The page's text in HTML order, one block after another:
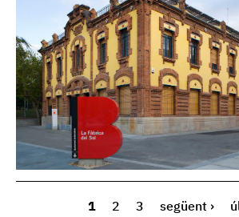
1 2 3 següent ›